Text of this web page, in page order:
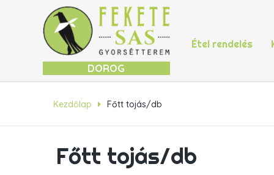
DOROG
Étel rendelés
Kezdőlap Főtt tojás/db
Főtt tojás/db